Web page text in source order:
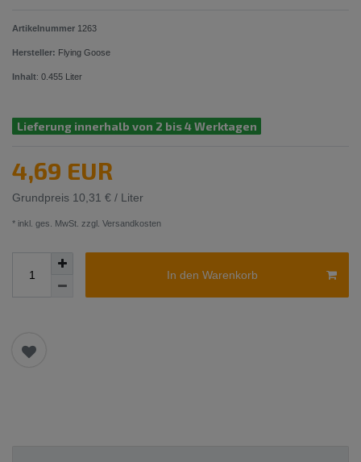
Artikelnummer 1263
Hersteller: Flying Goose
Inhalt: 0.455 Liter
Lieferung innerhalb von 2 bis 4 Werktagen
4,69 EUR
Grundpreis 10,31 € / Liter
* inkl. ges. MwSt. zzgl. Versandkosten
In den Warenkorb